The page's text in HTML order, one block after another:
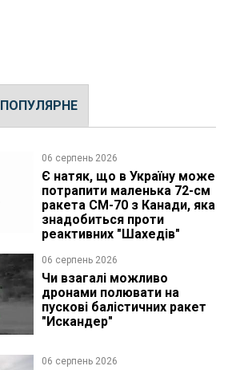
ПОПУЛЯРНЕ
06 серпень 2026
Є натяк, що в Україну може
потрапити маленька 72-см
ракета CM-70 з Канади, яка
знадобиться проти
реактивних "Шахедів"
06 серпень 2026
Чи взагалі можливо
дронами полювати на
пускові балістичних ракет
"Искандер"
06 серпень 2026